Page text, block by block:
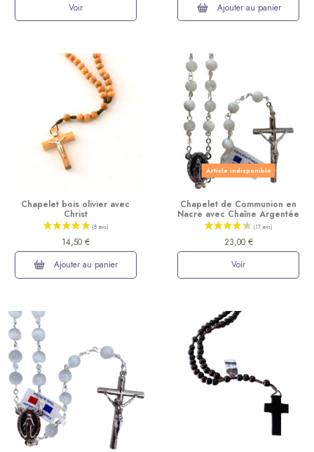
Voir
Ajouter au panier
Chapelet bois olivier avec
Christ
14,50 €
Ajouter au panier
Article indisponible
Chapelet de Communion en
Nacre avec Chaîne Argentée
23,00 €
Voir